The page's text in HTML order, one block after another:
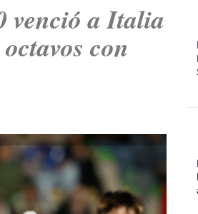
venció a Italia
con